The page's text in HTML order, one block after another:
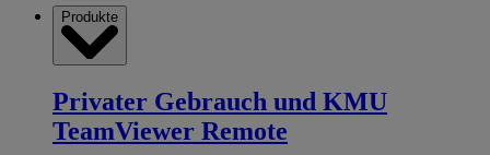
Produkte
Privater Gebrauch und KMU
TeamViewer Remote